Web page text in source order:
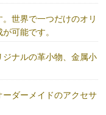
世界で一つだけのオリ
可能です。
ナルの革小物、金属小
ダーメイドのアクセサ